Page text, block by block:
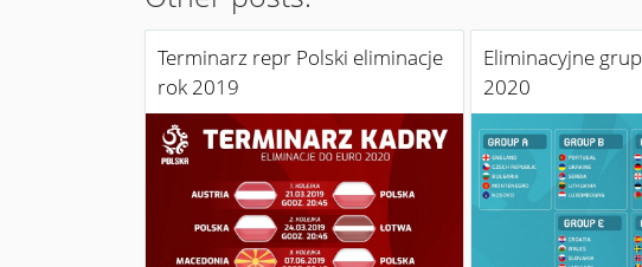
Terminarz repr Polski eliminacje
rok 2019
Eliminacyjne
2020